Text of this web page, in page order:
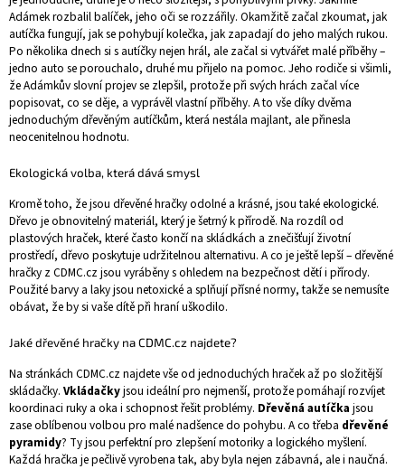
Adámek rozbalil balíček, jeho oči se rozzářily. Okamžitě začal zkoumat, jak
autíčka fungují, jak se pohybují kolečka, jak zapadají do jeho malých rukou.
Po několika dnech si s autíčky nejen hrál, ale začal si vytvářet malé příběhy –
jedno auto se porouchalo, druhé mu přijelo na pomoc. Jeho rodiče si všimli,
že Adámkův slovní projev se zlepšil, protože při svých hrách začal více
popisovat, co se děje, a vyprávěl vlastní příběhy. A to vše díky dvěma
jednoduchým dřevěným autíčkům, která nestála majlant, ale přinesla
neocenitelnou hodnotu.
Ekologická volba, která dává smysl
Kromě toho, že jsou dřevěné hračky odolné a krásné, jsou také ekologické.
Dřevo je obnovitelný materiál, který je šetrný k přírodě. Na rozdíl od
plastových hraček, které často končí na skládkách a znečišťují životní
prostředí, dřevo poskytuje udržitelnou alternativu. A co je ještě lepší – dřevěné
hračky z CDMC.cz jsou vyráběny s ohledem na bezpečnost dětí i přírody.
Použité barvy a laky jsou netoxické a splňují přísné normy, takže se nemusíte
obávat, že by si vaše dítě při hraní uškodilo.
Jaké dřevěné hračky na CDMC.cz najdete?
Na stránkách CDMC.cz najdete vše od jednoduchých hraček až po složitější
skládačky. Vkládačkyjsou ideální pro nejmenší, protože pomáhají rozvíjet
koordinaci ruky a oka i schopnost řešit problémy. Dřevěná autíčka jsou
zase oblíbenou volbou pro malé nadšence do pohybu. A co třeba dřevěné
pyramidy? Ty jsou perfektní pro zlepšení motoriky a logického myšlení.
Každá hračka je pečlivě vyrobena tak, aby byla nejen zábavná, ale i naučná.